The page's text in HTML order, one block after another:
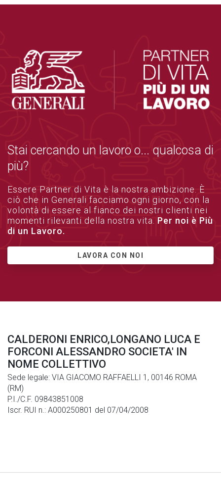
Stai cercando un lavoro o... qualcosa di
più?
Essere Partner di Vita è la nostra ambizione. È
ciò che in Generali facciamo ogni giorno, con la
volontà di essere al fianco dei nostri clienti nei
momenti rilevanti della nostra vita. Per noi è Più
di un Lavoro.
LAVORA CON NOI
CALDERONI ENRICO,LONGANO LUCA E
FORCONI ALESSANDRO SOCIETA' IN
NOME COLLETTIVO
Sede legale: VIA GIACOMO RAFFAELLI 1, 00146 ROMA
(RM)
P.I./C.F. 09843851008
Iscr. RUI n.: A000250801 del 07/04/2008